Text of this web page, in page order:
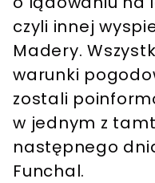
czyli innej
Madery.
warunki
zostali
w jednym z
następnego
Funchal.